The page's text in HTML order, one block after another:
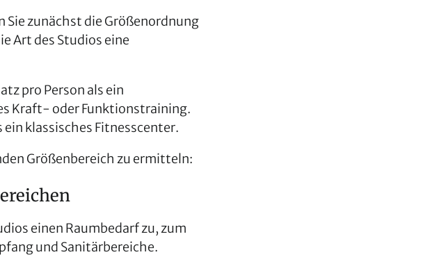
Sie zunächst die Größenordnung
Art des Studios eine
pro Person als ein
Kraft- oder Funktionstraining.
klassisches Fitnesscenter.
Größenbereich zu ermitteln:
einen Raumbedarf zu, zum
und Sanitärbereiche.